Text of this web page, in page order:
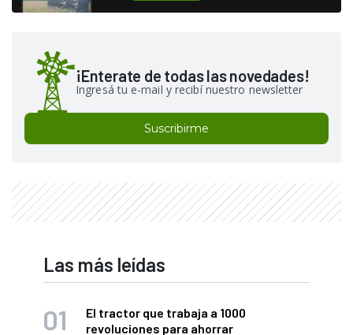
¡Enterate de todas las novedades!
Ingresá tu e-mail y recibí nuestro newsletter
Suscribirme
Las más leídas
El tractor que trabaja a 1000
revoluciones para ahorrar